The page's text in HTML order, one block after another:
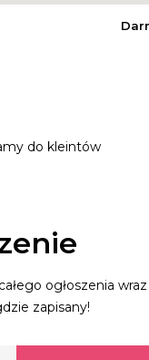
do kleintów
ogłoszenia
zapisany!